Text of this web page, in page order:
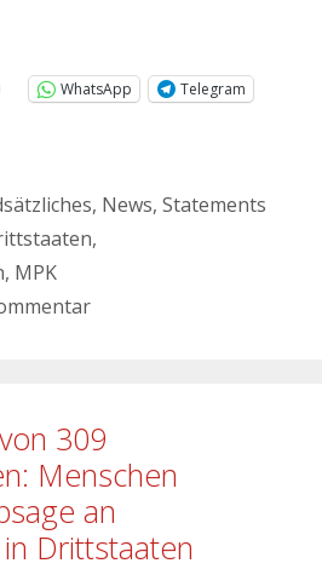
WhatsApp
Telegram
, News, Statements
,
, MPK
309
Menschen
an
Drittstaaten